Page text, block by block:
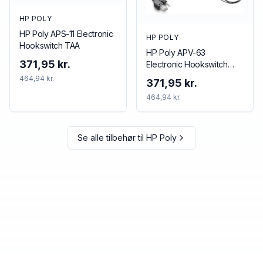
HP POLY
HP Poly APS-11 Electronic
Hookswitch TAA
371,95 kr.
464,94 kr.
HP POLY
HP Poly APV-63
Electronic Hookswitch
371,95 kr.
464,94 kr.
Se alle tilbehør til HP Poly